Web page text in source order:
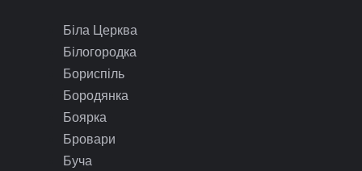
Біла Церква
Білогородка
Бориспіль
Бородянка
Боярка
Бровари
Буча